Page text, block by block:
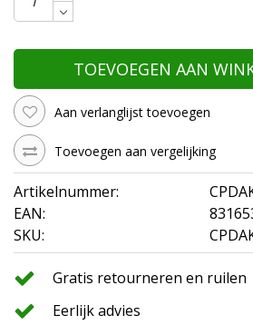
TOEVOEGEN AAN
Aan verlanglijst toevoegen
Toevoegen aan vergelijking
Artikelnummer:
EAN:
SKU:
Gratis retourneren en ruilen
Eerlijk advies